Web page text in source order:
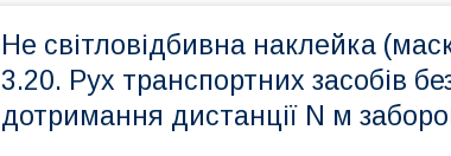
Не світловідбивна наклейка
3.20. Рух транспортних засобів
дотримання дистанції N м